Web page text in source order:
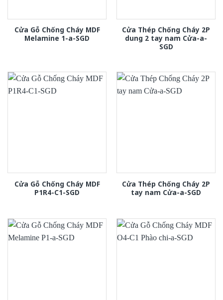
Cửa Gỗ Chống Cháy MDF
Melamine 1-a-SGD
Cửa Thép Chống Cháy 2P
dung 2 tay nam Cửa-a-
SGD
Cửa Gỗ Chống Cháy MDF
P1R4-C1-SGD
Cửa Thép Chống Cháy 2P
tay nam Cửa-a-SGD